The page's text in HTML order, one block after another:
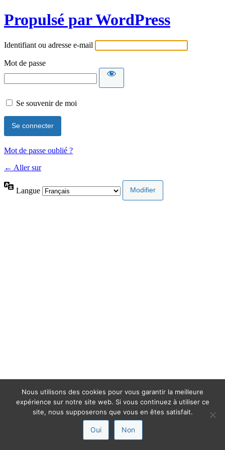
Propulsé par WordPress
Identifiant ou adresse e-mail
Mot de passe
Se souvenir de moi
Mot de passe oublié ?
← Aller sur
Langue
Nous utilisons des cookies pour vous garantir la meilleure
expérience sur notre site web. Si vous continuez à utiliser ce
site, nous supposerons que vous en êtes satisfait.
Oui Non